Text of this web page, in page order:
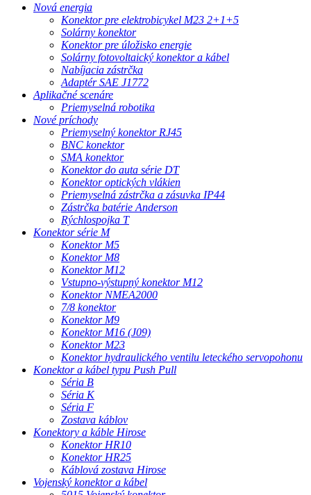
Nová energia
Konektor pre elektrobicykel M23 2+1+5
Solárny konektor
Konektor pre úložisko energie
Solárny fotovoltaický konektor a kábel
Nabíjacia zástrčka
Adaptér SAE J1772
Aplikačné scenáre
Priemyselná robotika
Nové príchody
Priemyselný konektor RJ45
BNC konektor
SMA konektor
Konektor do auta série DT
Konektor optických vlákien
Priemyselná zástrčka a zásuvka IP44
Zástrčka batérie Anderson
Rýchlospojka T
Konektor série M
Konektor M5
Konektor M8
Konektor M12
Vstupno-výstupný konektor M12
Konektor NMEA2000
7/8 konektor
Konektor M9
Konektor M16 (J09)
Konektor M23
Konektor hydraulického ventilu leteckého servopohonu
Konektor a kábel typu Push Pull
Séria B
Séria K
Séria F
Zostava káblov
Konektory a káble Hirose
Konektor HR10
Konektor HR25
Káblová zostava Hirose
Vojenský konektor a kábel